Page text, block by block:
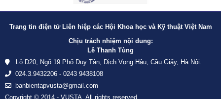
Trang tin điện tử Liên hiệp các Hội Khoa học và Kỹ thuật Việt Nam
Chịu trách nhiệm nội dung:
Lê Thanh Tùng
Lô D20, Ngõ 19 Phố Duy Tân, Dịch Vọng Hậu, Cầu Giấy, Hà Nội.
024.3.9432206 - 0243 9438108
banbientapvusta@gmail.com
Copyright © 2014 - VUSTA. All rights reserved